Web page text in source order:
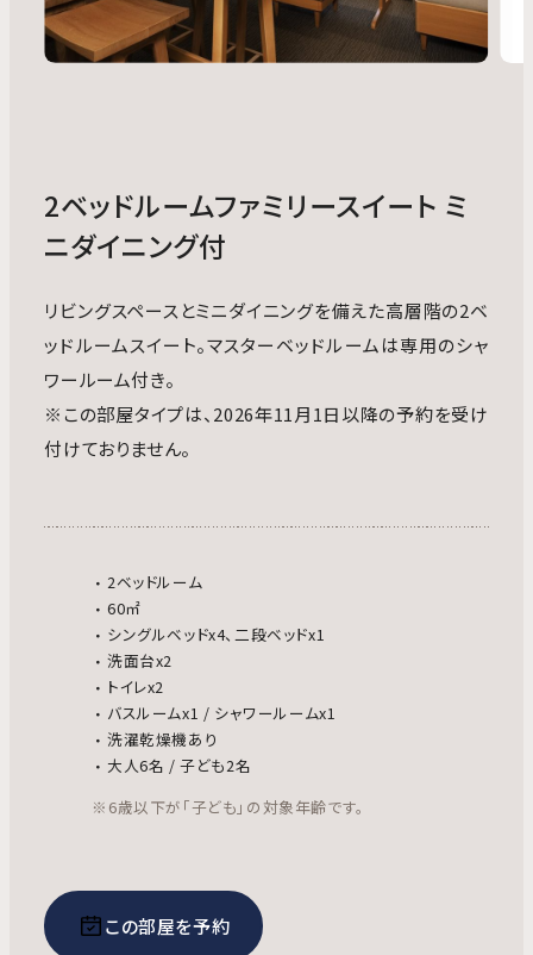
2ベッドルームファミリースイート ミ
ニダイニング付
リビングスペースとミニダイニングを備えた高層階の2ベ
ッドルームスイート。マスターベッドルームは専用のシャ
ワールーム付き。
※この部屋タイプは、2026年11月1日以降の予約を受け
付けておりません。
2ベッドルーム
60㎡
シングルベッドx4、二段ベッドx1
洗面台x2
トイレx2
バスルームx1 / シャワールームx1
洗濯乾燥機あり
大人6名 / 子ども2名
※6歳以下が「子ども」の対象年齢です。
この部屋を予約